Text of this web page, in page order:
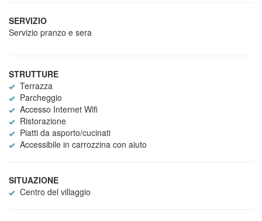
SERVIZIO
Servizio pranzo e sera
STRUTTURE
Terrazza
Parcheggio
Accesso Internet Wifi
Ristorazione
Piatti da asporto/cucinati
Accessibile in carrozzina con aiuto
SITUAZIONE
Centro del villaggio